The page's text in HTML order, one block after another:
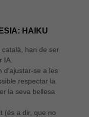
HAIKU
català, han de ser
IA.
se a les
respectar la
la seva bellesa
(és a dir, que no